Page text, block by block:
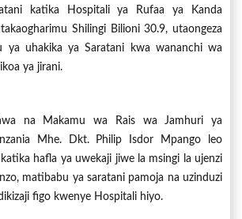
katika Hospitali ya Rufaa ya Kanda
Shilingi Bilioni 30.9, utaongeza
ya uhakika ya Saratani kwa wananchi wa
ya jirani.
na Makamu wa Rais wa Jamhuri ya
Mhe. Dkt. Philip Isdor Mpango leo
hafla ya uwekaji jiwe la msingi la ujenzi
matibabu ya saratani pamoja na uzinduzi
figo kwenye Hospitali hiyo.